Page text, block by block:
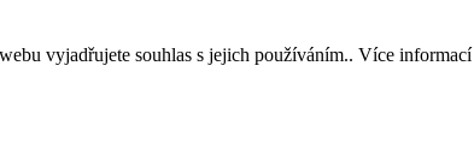
vyjadřujete souhlas s jejich používáním.. Více informací